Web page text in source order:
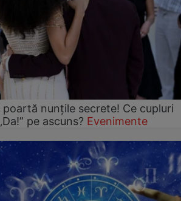
nunțile secrete! Ce cupluri
pe ascuns? Evenimente